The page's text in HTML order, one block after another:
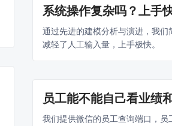
系统操作复杂吗？上手
通过先进的建模分析与演进，我
减轻了人工输入量，上手极快。
员工能不能自己看业绩
我们提供微信的员工查询端口，